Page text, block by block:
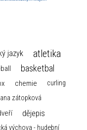
jazyk atletika
basketbal
chemie curling
zátopková
dějepis
výchova - hudební